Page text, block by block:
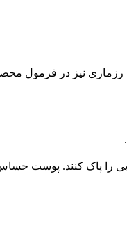
رزماری نیز در فرمول
را پاک کنند. پوست